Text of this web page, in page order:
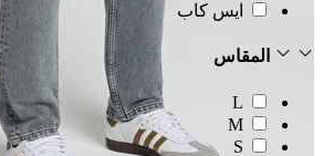
ايس كاب
المقاس
L
M
S